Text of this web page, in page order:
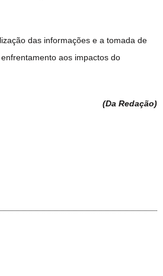
das informações e a tomada de
aos impactos do
(Da Redação)